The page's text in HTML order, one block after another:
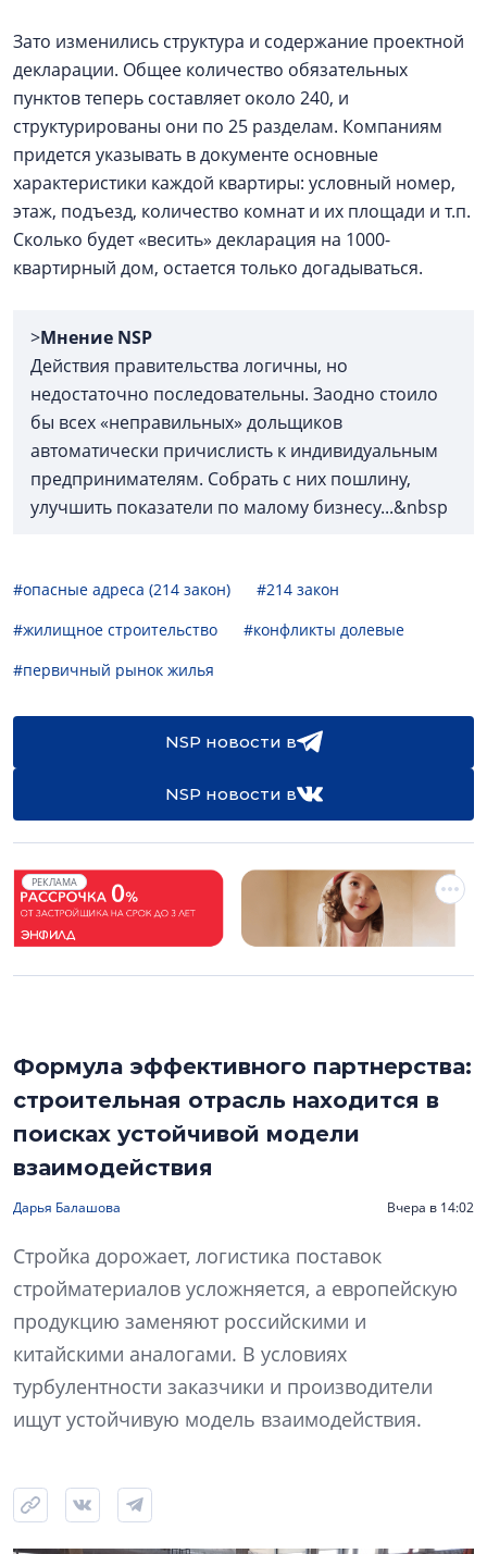
Зато изменились структура и содержание проектной
декларации. Общее количество обязательных
пунктов теперь составляет около 240, и
структурированы они по 25 разделам. Компаниям
придется указывать в документе основные
характеристики каждой квартиры: условный номер,
этаж, подъезд, количество комнат и их площади и т.п.
Сколько будет «весить» декларация на 1000-
квартирный дом, остается только догадываться.
>Мнение NSP
Действия правительства логичны, но
недостаточно последовательны. Заодно стоило
бы всех «неправильных» дольщиков
автоматически причислисть к индивидуальным
предпринимателям. Собрать с них пошлину,
улучшить показатели по малому бизнесу...&nbsp
#опасные адреса (214 закон)
#214 закон
#жилищное строительство
#конфликты долевые
#первичный рынок жилья
NSP новости в
NSP новости в
РЕКЛАМА
Формула эффективного партнерства:
строительная отрасль находится в
поисках устойчивой модели
взаимодействия
Дарья Балашова Вчера в 14:02
Стройка дорожает, логистика поставок
стройматериалов усложняется, а европейскую
продукцию заменяют российскими и
китайскими аналогами. В условиях
турбулентности заказчики и производители
ищут устойчивую модель взаимодействия.